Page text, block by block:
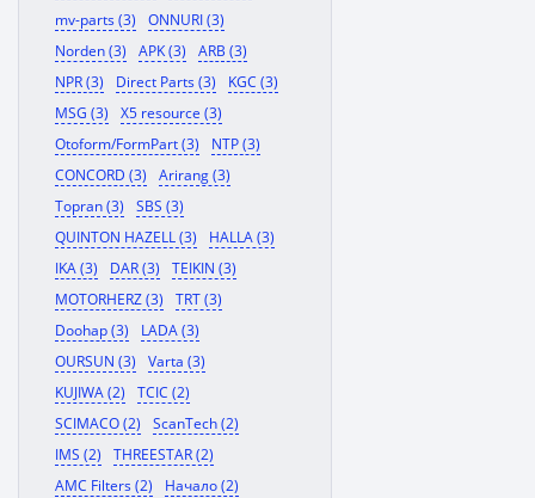
mv-parts (3)
ONNURI (3)
Norden (3)
APK (3)
ARB (3)
NPR (3)
Direct Parts (3)
KGC (3)
MSG (3)
X5 resource (3)
Otoform/FormPart (3)
NTP (3)
CONCORD (3)
Arirang (3)
Topran (3)
SBS (3)
QUINTON HAZELL (3)
HALLA (3)
IKA (3)
DAR (3)
TEIKIN (3)
MOTORHERZ (3)
TRT (3)
Doohap (3)
LADA (3)
OURSUN (3)
Varta (3)
KUJIWA (2)
TCIC (2)
SCIMACO (2)
ScanTech (2)
IMS (2)
THREESTAR (2)
AMC Filters (2)
Начало (2)